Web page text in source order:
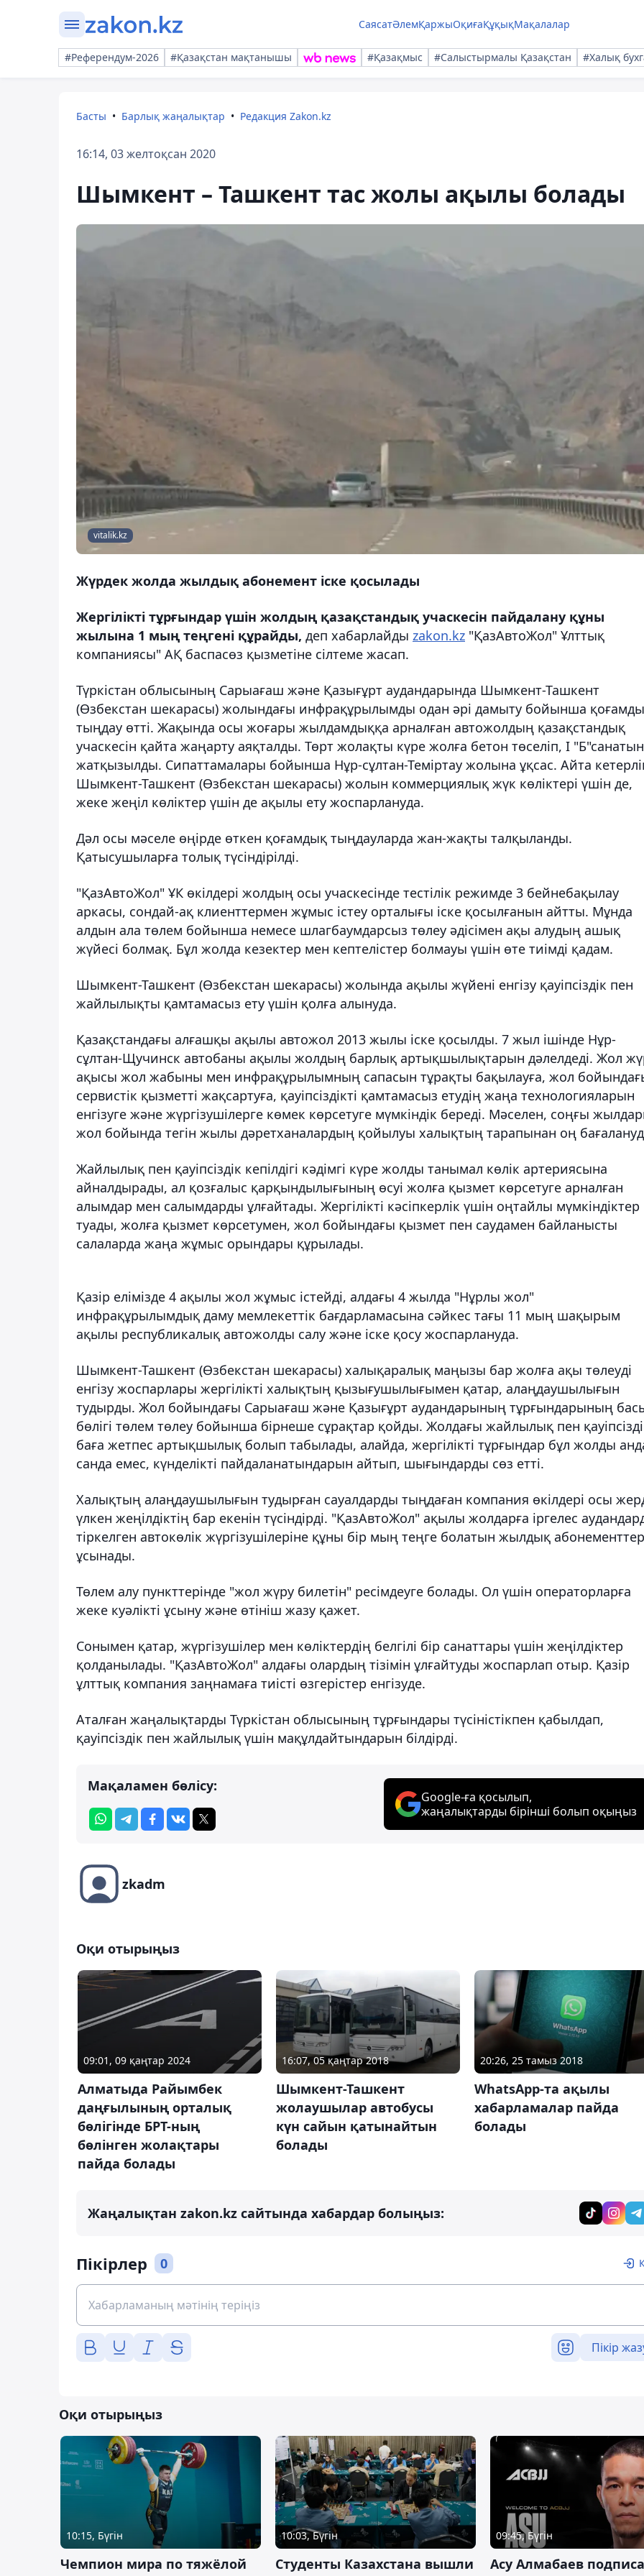
СаясатӘлемҚаржыОқиғаҚұқықМақалалар
#Референдум-2026 #Қазақстан мақтанышы #Қазақмыс #Салыстырмалы Қазақстан #Халық
Басты Барлық жаңалықтар Редакция Zakon.kz
16:14, 03 желтоқсан 2020
Шымкент – Ташкент тас жолы ақылы болады
vitalik.kz
Жүрдек жолда жылдық абонемент іске қосылады
Жергілікті тұрғындар үшін жолдың қазақстандық учаскесін пайдалану құны
жылына 1 мың теңгені құрайды, деп хабарлайды zakon.kz "ҚазАвтоЖол" Ұлттық
компаниясы" АҚ баспасөз қызметіне сілтеме жасап.
Түркістан облысының Сарыағаш және Қазығұрт аудандарында Шымкент-Ташкент
(Өзбекстан шекарасы) жолындағы инфрақұрылымды одан әрі дамыту бойынша
тыңдау өтті. Жақында осы жоғары жылдамдыққа арналған автожолдың қазақстандық
учаскесін қайта жаңарту аяқталды. Төрт жолақты күре жолға бетон төселіп, І
жатқызылды. Сипаттамалары бойынша Нұр-сұлтан-Теміртау жолына ұқсас. Айта
Шымкент-Ташкент (Өзбекстан шекарасы) жолын коммерциялық жүк көліктері үшін де,
жеке жеңіл көліктер үшін де ақылы ету жоспарлануда.
Дәл осы мәселе өңірде өткен қоғамдық тыңдауларда жан-жақты талқыланды.
Қатысушыларға толық түсіндірілді.
"ҚазАвтоЖол" ҰК өкілдері жолдың осы учаскесінде тестілік режимде 3 бейнебақылау
аркасы, сондай-ақ клиенттермен жұмыс істеу орталығы іске қосылғанын айтты. Мұнда
алдын ала төлем бойынша немесе шлагбаумдарсыз төлеу әдісімен ақы алудың ашық
жүйесі болмақ. Бұл жолда кезектер мен кептелістер болмауы үшін өте тиімді қадам.
Шымкент-Ташкент (Өзбекстан шекарасы) жолында ақылы жүйені енгізу қауіпсіздік пен
жайлылықты қамтамасыз ету үшін қолға алынуда.
Қазақстандағы алғашқы ақылы автожол 2013 жылы іске қосылды. 7 жыл ішінде Нұр-
сұлтан-Щучинск автобаны ақылы жолдың барлық артықшылықтарын дәлелдеді. Жол
ақысы жол жабыны мен инфрақұрылымның сапасын тұрақты бақылауға, жол
сервистік қызметті жақсартуға, қауіпсіздікті қамтамасыз етудің жаңа технологияларын
енгізуге және жүргізушілерге көмек көрсетуге мүмкіндік береді. Мәселен, соңғы
жол бойында тегін жылы дәретханалардың қойылуы халықтың тарапынан оң
Жайлылық пен қауіпсіздік кепілдігі кәдімгі күре жолды танымал көлік артериясына
айналдырады, ал қозғалыс қарқындылығының өсуі жолға қызмет көрсетуге арналған
алымдар мен салымдарды ұлғайтады. Жергілікті кәсіпкерлік үшін оңтайлы мүмкіндіктер
туады, жолға қызмет көрсетумен, жол бойындағы қызмет пен саудамен байланысты
салаларда жаңа жұмыс орындары құрылады.
Қазір елімізде 4 ақылы жол жұмыс істейді, алдағы 4 жылда "Нұрлы жол"
инфрақұрылымдық даму мемлекеттік бағдарламасына сәйкес тағы 11 мың шақырым
ақылы республикалық автожолды салу және іске қосу жоспарлануда.
Шымкент-Ташкент (Өзбекстан шекарасы) халықаралық маңызы бар жолға ақы төлеуді
енгізу жоспарлары жергілікті халықтың қызығушылығымен қатар, алаңдаушылығын
тудырды. Жол бойындағы Сарыағаш және Қазығұрт аудандарының тұрғындарының
бөлігі төлем төлеу бойынша бірнеше сұрақтар қойды. Жолдағы жайлылық пен
баға жетпес артықшылық болып табылады, алайда, жергілікті тұрғындар бұл жолды
санда емес, күнделікті пайдаланатындарын айтып, шығындарды сөз етті.
Халықтың алаңдаушылығын тудырған сауалдарды тыңдаған компания өкілдері осы
үлкен жеңілдіктің бар екенін түсіндірді. "ҚазАвтоЖол" ақылы жолдарға іргелес
тіркелген автокөлік жүргізушілеріне құны бір мың теңге болатын жылдық абонементтер
ұсынады.
Төлем алу пункттерінде "жол жүру билетін" ресімдеуге болады. Ол үшін операторларға
жеке куәлікті ұсыну және өтініш жазу қажет.
Сонымен қатар, жүргізушілер мен көліктердің белгілі бір санаттары үшін жеңілдіктер
қолданылады. "ҚазАвтоЖол" алдағы олардың тізімін ұлғайтуды жоспарлап отыр. Қазір
ұлттық компания заңнамаға тиісті өзгерістер енгізуде.
Аталған жаңалықтарды Түркістан облысының тұрғындары түсіністікпен қабылдап,
қауіпсіздік пен жайлылық үшін мақұлдайтындарын білдірді.
Мақаламен бөлісу:
Google-ға қосылып,
жаңалықтарды бірінші болып оқыңыз
zkadm
Оқи отырыңыз
09:01, 09 қаңтар 2024
Алматыда Райымбек
даңғылының орталық
бөлігінде БРТ-ның
бөлінген жолақтары
пайда болады
16:07, 05 қаңтар 2018
Шымкент-Ташкент
жолаушылар автобусы
күн сайын қатынайтын
болады
20:26, 25 тамыз 2018
WhatsApp-та ақылы
хабарламалар пайда
болады
Жаңалықтан zakon.kz сайтында хабардар болыңыз:
Пікірлер 0
Пікір
Оқи отырыңыз
10:15, Бүгін
Чемпион мира по тяжёлой
10:03, Бүгін
Студенты Казахстана вышли
09:45, Бүгін
Асу Алмабаев